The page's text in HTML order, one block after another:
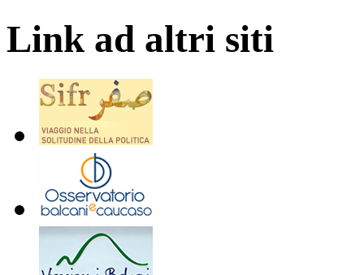
Link ad altri siti